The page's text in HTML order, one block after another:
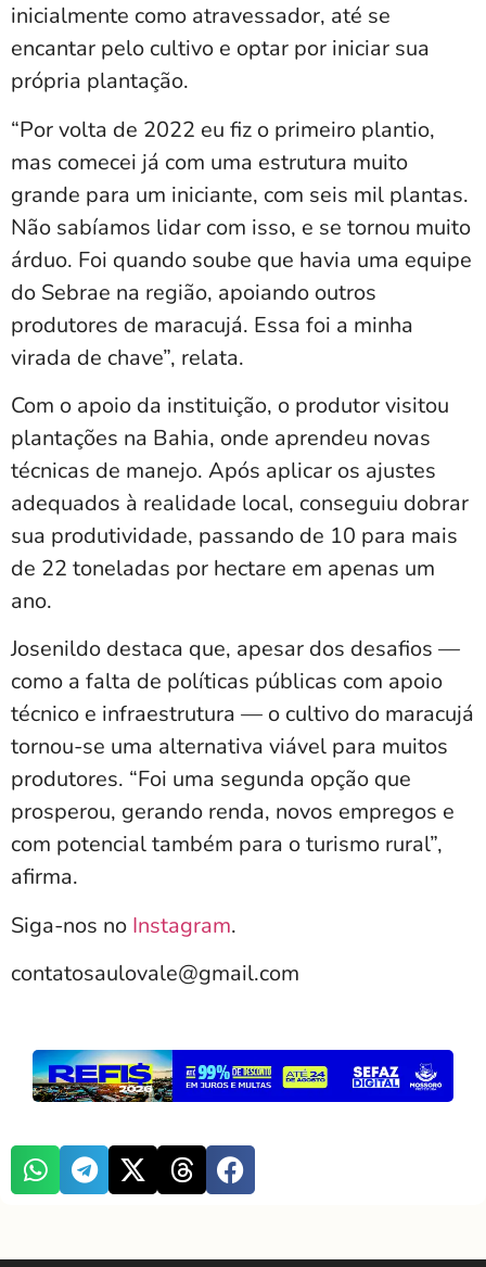
inicialmente como atravessador, até se
encantar pelo cultivo e optar por iniciar sua
própria plantação.
“Por volta de 2022 eu fiz o primeiro plantio,
mas comecei já com uma estrutura muito
grande para um iniciante, com seis mil plantas.
Não sabíamos lidar com isso, e se tornou muito
árduo. Foi quando soube que havia uma equipe
do Sebrae na região, apoiando outros
produtores de maracujá. Essa foi a minha
virada de chave”, relata.
Com o apoio da instituição, o produtor visitou
plantações na Bahia, onde aprendeu novas
técnicas de manejo. Após aplicar os ajustes
adequados à realidade local, conseguiu dobrar
sua produtividade, passando de 10 para mais
de 22 toneladas por hectare em apenas um
ano.
Josenildo destaca que, apesar dos desafios —
como a falta de políticas públicas com apoio
técnico e infraestrutura — o cultivo do maracujá
tornou-se uma alternativa viável para muitos
produtores. “Foi uma segunda opção que
prosperou, gerando renda, novos empregos e
com potencial também para o turismo rural”,
afirma.
Siga-nos no Instagram.
contatosaulovale@gmail.com